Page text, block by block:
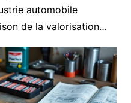
automobile
de la valorisation…